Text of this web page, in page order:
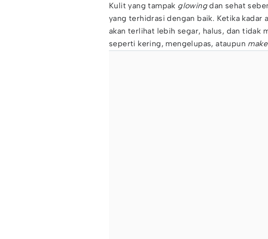
Kulit yang tampak glowingdan sehat
yang terhidrasi dengan baik. Ketika kadar
akan terlihat lebih segar, halus, dan tidak
seperti kering, mengelupas, ataupun